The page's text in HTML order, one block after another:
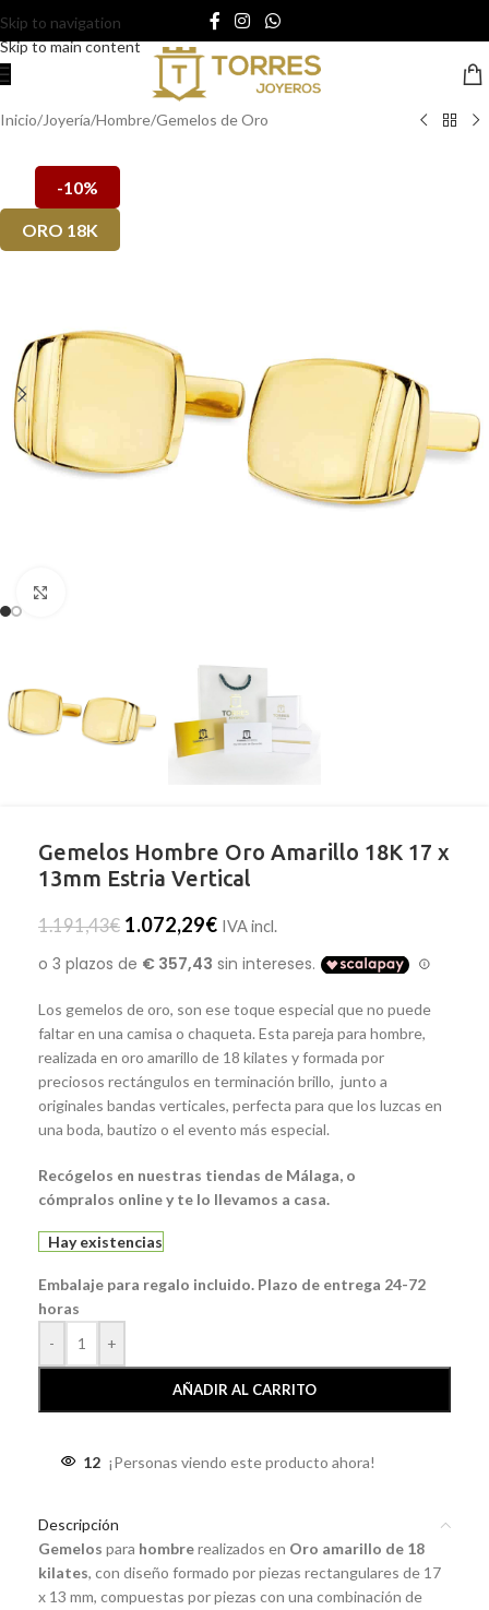
Skip to navigation
Skip to main content
Inicio/Joyería/Hombre/Gemelos de Oro
-10%
ORO 18K
Gemelos Hombre Oro Amarillo 18K 17 x
13mm Estria Vertical
1.191,43€ 1.072,29€ IVA incl.
Los gemelos de oro, son ese toque especial que no puede
faltar en una camisa o chaqueta. Esta pareja para hombre,
realizada en oro amarillo de 18 kilates y formada por
preciosos rectángulos en terminación brillo, junto a
originales bandas verticales, perfecta para que los luzcas en
una boda, bautizo o el evento más especial.
Recógelos en nuestras tiendas de Málaga, o
cómpralos online y te lo llevamos a casa.
Hay existencias
Embalaje para regalo incluido. Plazo de entrega 24-72
horas
-
+
AÑADIR AL CARRITO
12 ¡Personas viendo este producto ahora!
Descripción
Gemelos para hombrerealizados en Oro amarillo de 18
kilates, con diseño formado por piezas rectangulares de 17
x 13 mm, compuestas por piezas con una combinación de